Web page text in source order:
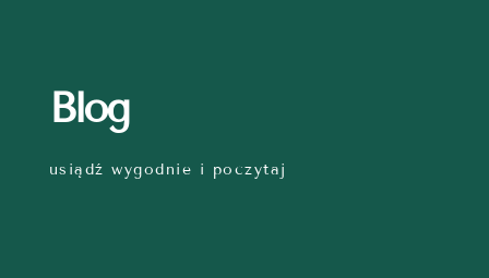
Blog
usiądź wygodnie i poczytaj